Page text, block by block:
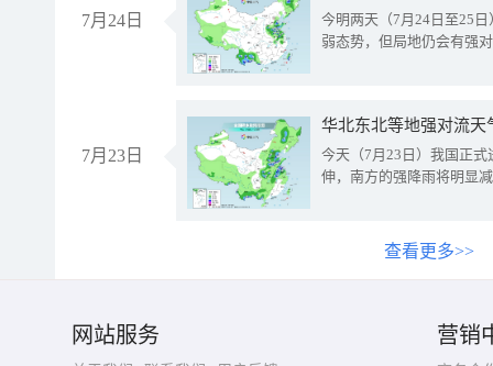
7月24日
今明两天（7月24日至25
弱态势，但局地仍会有强
7月23日
华北东北等地强对流天
今天（7月23日）我国正
伸，南方的强降雨将明显
查看更多>>
网站服务 营销